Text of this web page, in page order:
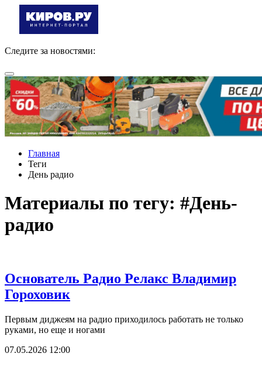
Следите за новостями:
Главная
Теги
День радио
Материалы по тегу: #День-
радио
Основатель Радио Релакс Владимир
Гороховик
Первым диджеям на радио приходилось работать не только
руками, но еще и ногами
07.05.2026 12:00